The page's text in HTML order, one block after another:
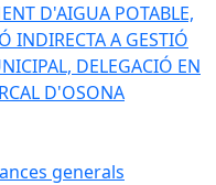
D'AIGUA POTABLE,
INDIRECTA A GESTIÓ
DELEGACIÓ EN
D'OSONA
generals